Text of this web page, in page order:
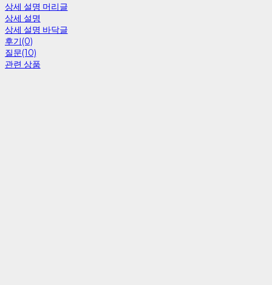
상세 설명 머리글
상세 설명
상세 설명 바닥글
후기(0)
질문(10)
관련 상품